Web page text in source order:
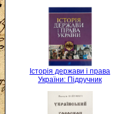
Історія держави і права
України: Підручник